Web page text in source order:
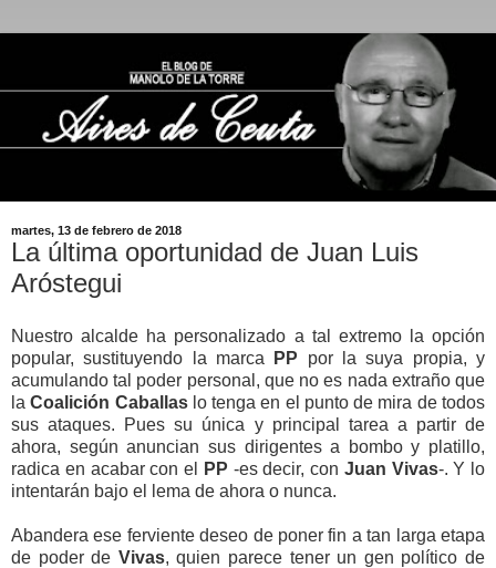
martes, 13 de febrero de 2018
La última oportunidad de Juan Luis
Aróstegui
Nuestro alcalde ha personalizado a tal extremo la opción
popular, sustituyendo la marca
PP por la suya propia, y
acumulando tal poder personal, que no es nada extraño que
laCoalición Caballaslo tenga en el punto de mira de todos
sus ataques. Pues su única y principal tarea a partir de
ahora, según anuncian sus dirigentes a bombo y platillo,
radica en acabar con el
PP -es decir, con Juan Vivas-. Y lo
intentarán bajo el lema de ahora o nunca.
Abandera ese ferviente deseo de poner fin a tan larga etapa
de poder de Vivas, quien parece tener un gen político de